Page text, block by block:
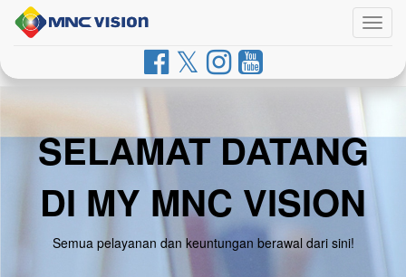
SELAMAT DATANG
DI MY MNC VISION
Semua pelayanan dan keuntungan berawal dari sini!